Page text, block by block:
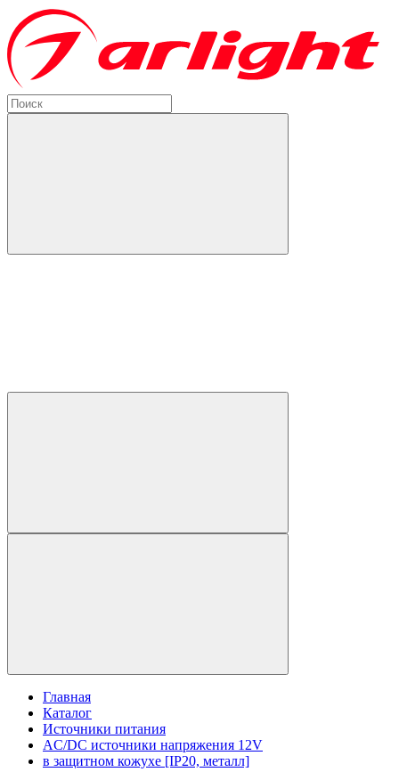
Главная
Каталог
Источники питания
AC/DC источники напряжения 12V
в защитном кожухе [IP20, металл]